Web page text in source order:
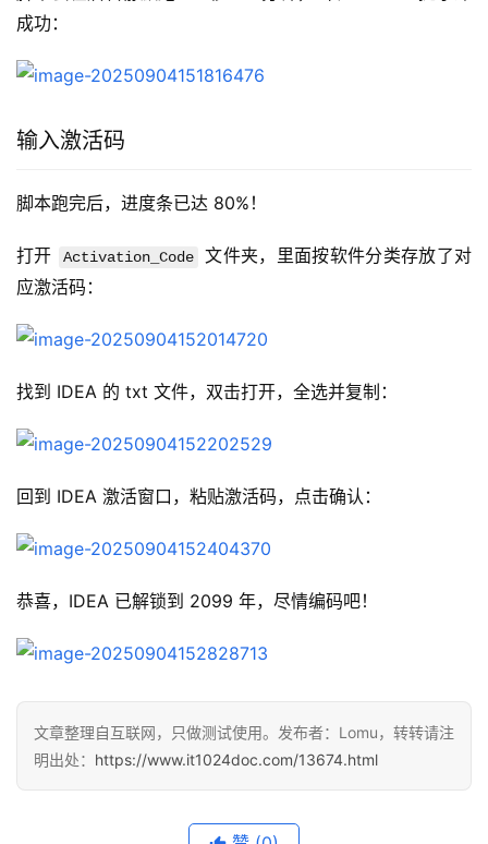
成功：
输入激活码
脚本跑完后，进度条已达 80%！
打开 Activation_Code
文件夹，里面按软件分类存放了对
应激活码：
找到 IDEA 的 txt 文件，双击打开，全选并复制：
回到 IDEA 激活窗口，粘贴激活码，点击确认：
恭喜，IDEA 已解锁到 2099 年，尽情编码吧！
文章整理自互联网，只做测试使用。发布者：Lomu，转转请注
明出处： https://www.it1024doc.com/13674.html